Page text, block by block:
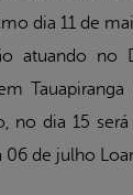
dia 11 de
atuando no
Tauapiranga
no dia 15
06 de julho